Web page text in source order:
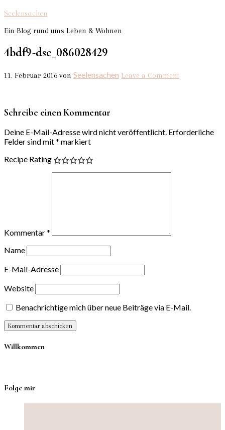
Seelensachen
Ein Blog rund ums Leben & Wohnen
4bdf9-dsc_086028429
11. Februar 2016 von Seelensachen Leave a Comment
Schreibe einen Kommentar
Deine E-Mail-Adresse wird nicht veröffentlicht. Erforderliche
Felder sind mit* markiert
Recipe Rating
Kommentar*
Name
E-Mail-Adresse
Website
Benachrichtige mich über neue Beiträge via E-Mail.
Willkommen
Folge mir